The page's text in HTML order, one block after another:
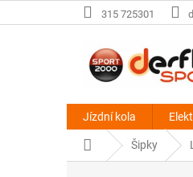
na
315 725301
Jízdní kola
Domů Šipky